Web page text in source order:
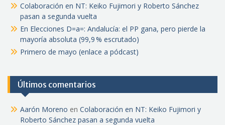
Colaboración en NT: Keiko Fujimori y Roberto Sánchez
pasan a segunda vuelta
En Elecciones D=a=: Andalucía: el PP gana, pero pierde la
mayoría absoluta (99,9 % escrutado)
Primero de mayo (enlace a pódcast)
Últimos comentarios
Aarón Moreno en Colaboración en NT: Keiko Fujimori y
Roberto Sánchez pasan a segunda vuelta